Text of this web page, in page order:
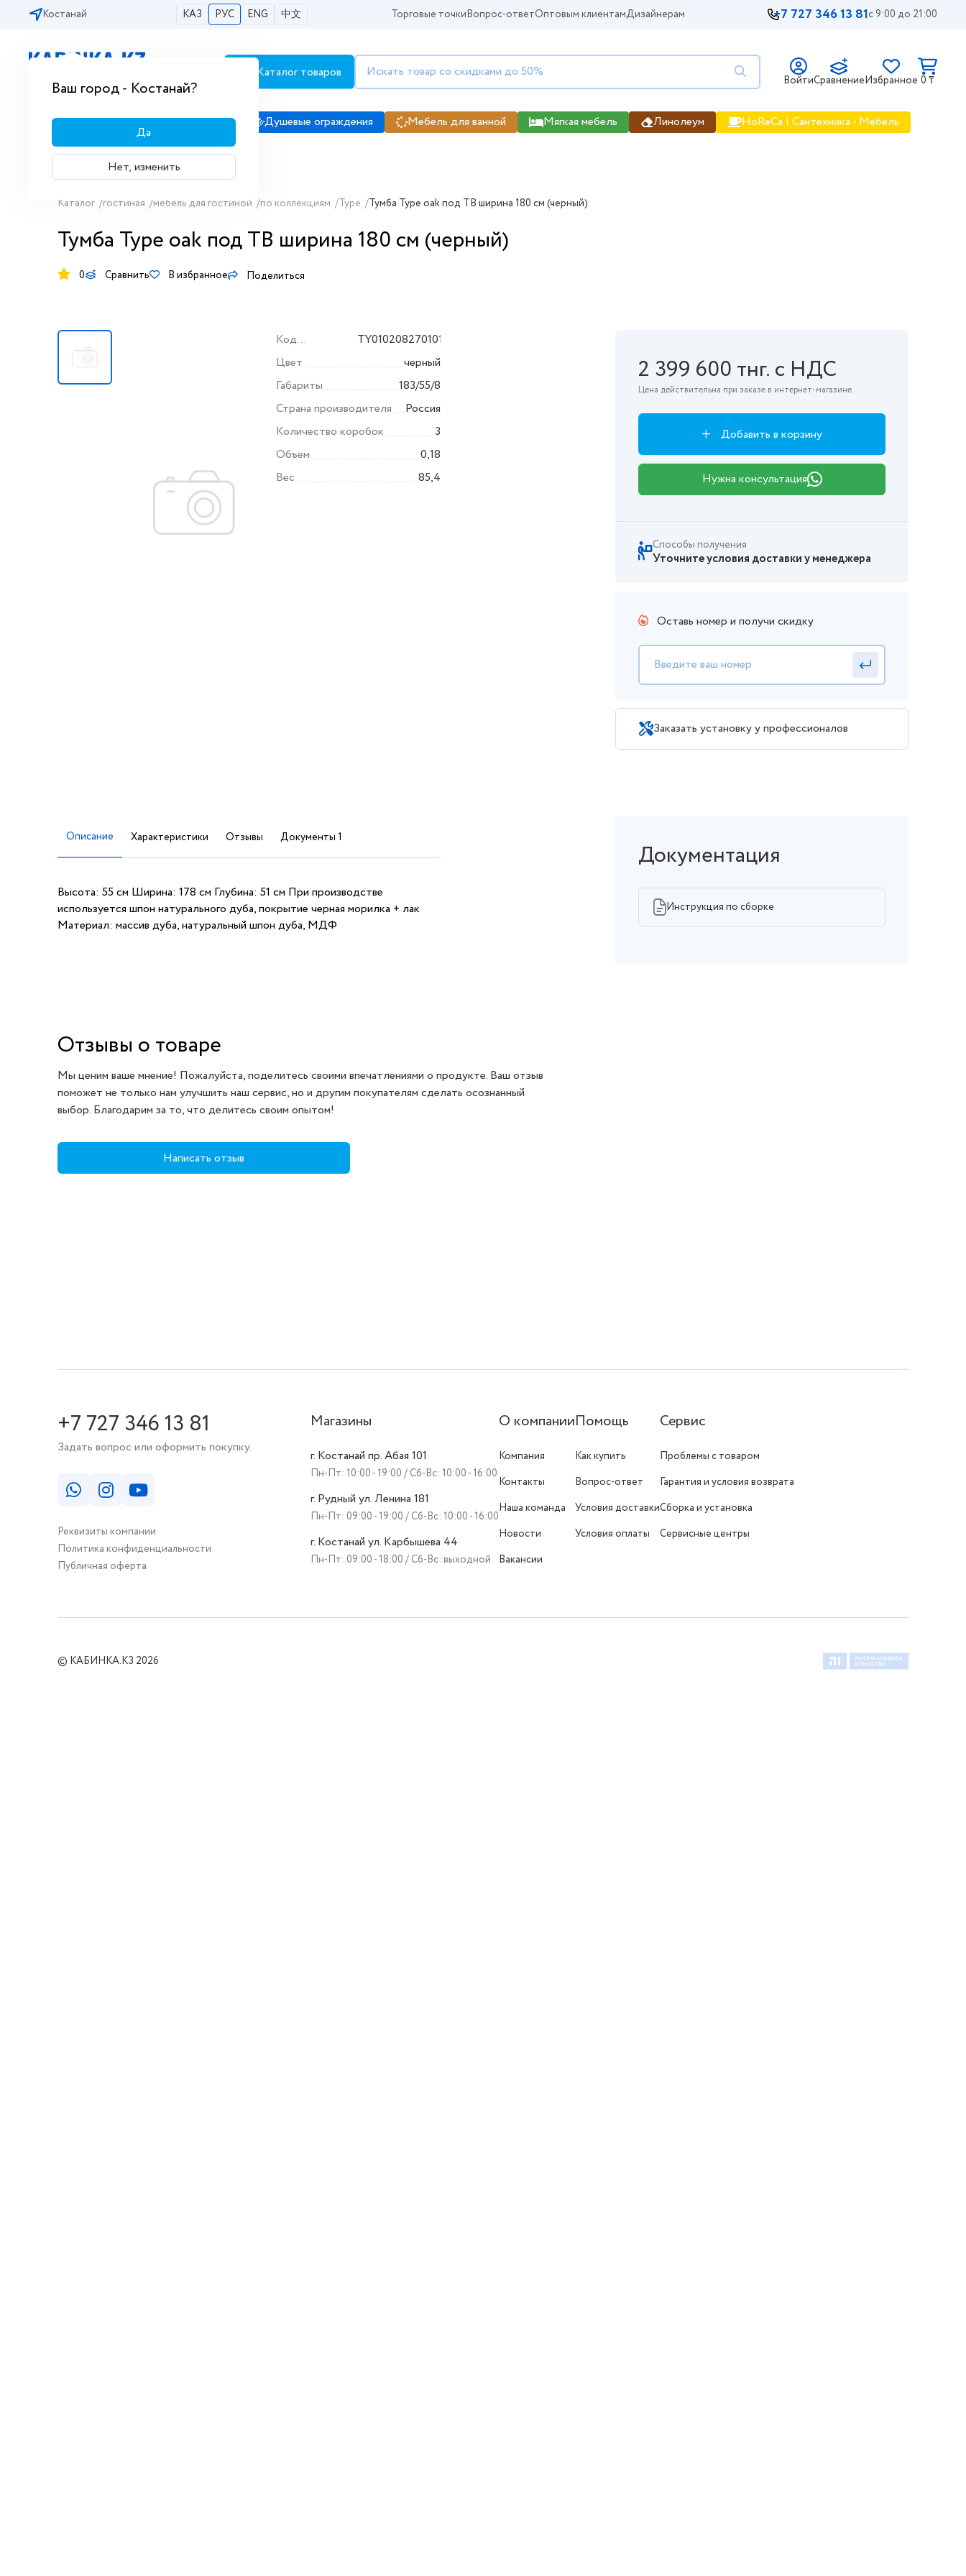
Костанай КАЗ РУС ENG 中文
Ваш город - Костанай?
Да
Нет, изменить
Торговые точкиВопрос-ответОптовым клиентамДизайнерам +7 727 346 13 81с 9:00 до 21:00
Бесплатная доставка по городам РК
Каталог товаров ВойтиСравнениеИзбранное 0 ₸
Сантехника Душевые кабины Душевые ограждения Мебель для ванной Мягкая мебель Линолеум HoReCa | Сантехника • Мебель
Каталог /гостиная /мебель для гостиной /по коллекциям /Type /Тумба Type oak под ТВ ширина 180 см (черный)
Тумба Type oak под ТВ ширина 180 см (черный)
0 Сравнить В избранное Поделиться
Код
поставщика
TY010208270101
Цвет
черный
Габариты
183/55/8
Страна производителя
Россия
Количество коробок
3
Объем
0,18
Вес
85,4
2 399 600 тнг. с НДС
Цена действительна при заказе в интернет-магазине.
Добавить в корзину
Нужна консультация
Способы получения
Уточните условия доставки у менеджера
Оставь номер и получи скидку
Заказать установку у профессионалов
Описание Характеристики Отзывы Документы 1
Высота: 55 см Ширина: 178 см Глубина: 51 см При производстве
используется шпон натурального дуба, покрытие черная морилка + лак
Материал: массив дуба, натуральный шпон дуба, МДФ
Документация
Инструкция по сборке
Отзывы о товаре
Мы ценим ваше мнение! Пожалуйста, поделитесь своими впечатлениями о продукте. Ваш отзыв
поможет не только нам улучшить наш сервис, но и другим покупателям сделать осознанный
выбор. Благодарим за то, что делитесь своим опытом!
Написать отзыв
+7 727 346 13 81
Задать вопрос или оформить покупку.
Реквизиты компании
Политика конфиденциальности
Публичная оферта
Магазины
г. Костанай пр. Абая 101
Пн-Пт: 10:00 - 19:00 / Сб-Вс: 10:00 - 16:00
г. Рудный ул. Ленина 181
Пн-Пт: 09:00 - 19:00 / Сб-Вс: 10:00 - 16:00
г. Костанай ул. Карбышева 44
Пн-Пт: 09:00 - 18:00 / Сб-Вс: выходной
О компании
Компания
Контакты
Наша команда
Новости
Вакансии
Помощь
Как купить
Вопрос-ответ
Условия доставки
Условия оплаты
Сервис
Проблемы с товаром
Гарантия и условия возврата
Сборка и установка
Сервисные центры
© КАБИНКА.КЗ 2026